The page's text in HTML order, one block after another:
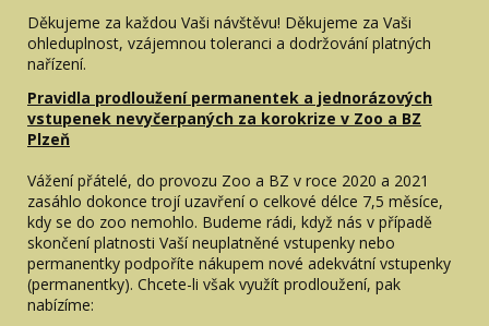
Děkujeme za každou Vaši návštěvu! Děkujeme za Vaši
ohleduplnost, vzájemnou toleranci a dodržování platných
nařízení.
Pravidla prodloužení permanentek a jednorázových
vstupenek nevyčerpaných za korokrize v Zoo a BZ
Plzeň
Vážení přátelé, do provozu Zoo a BZ v roce 2020 a 2021
zasáhlo dokonce trojí uzavření o celkové délce 7,5 měsíce,
kdy se do zoo nemohlo. Budeme rádi, když nás v případě
skončení platnosti Vaší neuplatněné vstupenky nebo
permanentky podpoříte nákupem nové adekvátní vstupenky
(permanentky). Chcete-li však využít prodloužení, pak
nabízíme: